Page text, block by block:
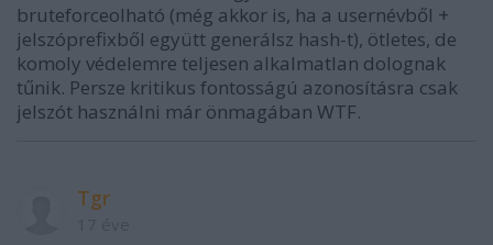
bruteforceolható (még akkor is, ha a usernévből +
jelszóprefixből együtt generálsz hash-t), ötletes, de
komoly védelemre teljesen alkalmatlan dolognak
tűnik. Persze kritikus fontosságú azonosításra csak
jelszót használni már önmagában WTF.
Tgr